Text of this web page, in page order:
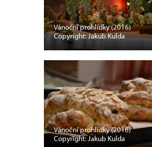
Vánoční prohlídky (2016)
Copyright: Jakub Kulda
Vánoční prohlídky (2016)
Copyright: Jakub Kulda